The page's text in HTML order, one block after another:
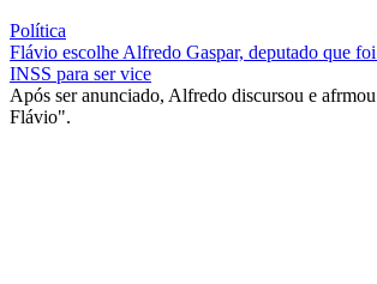
Política
Flávio escolhe Alfredo Gaspar, deputado que
INSS para ser vice
Após ser anunciado, Alfredo discursou e
Flávio".